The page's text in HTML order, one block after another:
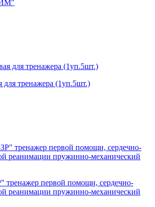
тренажера (1уп.5шт.)
первой помощи, сердечно-
реанимации пружинно-механический